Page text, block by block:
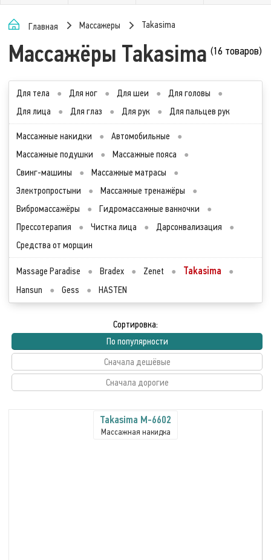
Главная Массажеры Takasima
Массажёры Takasima (16 товаров)
Для тела ● Для ног ● Для шеи ● Для головы
●
Для лица
● Для глаз ● Для рук ● Для пальцев рук
Массажные накидки ● Автомобильные
●
Массажные подушки
● Массажные пояса
●
Свинг-машины
● Массажные матрасы
●
Электропростыни
● Массажные тренажёры
●
Вибромассажёры
● Гидромассажные ванночки
●
Прессотерапия
● Чистка лица ● Дарсонвализация
●
Средства от морщин
Massage Paradise ● Bradex ● Zenet ● Takasima
●
Hansun
● Gess ● HASTEN
Сортировка:
По популярности
Сначала дешёвые
Сначала дорогие
Takasima M-6602
Массажная накидка